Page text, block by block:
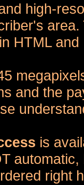
high-
HTML
and the
is
right